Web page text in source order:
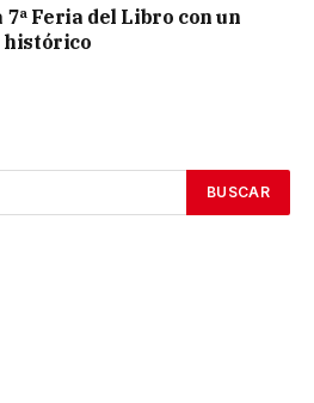
Feria del Libro con un
histórico